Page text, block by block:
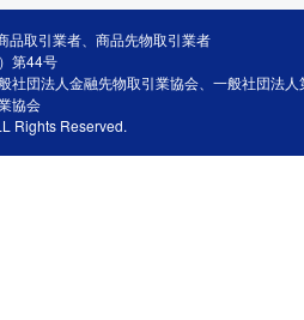
品取引業者、商品先物取引業者
第44号
社団法人金融先物取引業協会、一般社団法
協会
Rights Reserved.